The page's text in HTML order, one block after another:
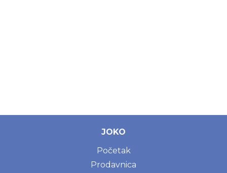
JOKO
Početak
Prodavnica